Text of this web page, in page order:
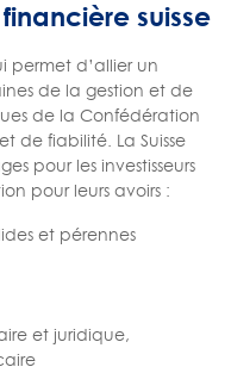
suisse
permet d’allier un
de la gestion et de
de la Confédération
de fiabilité. La Suisse
pour les investisseurs
pour leurs avoirs :
et pérennes
et juridique,